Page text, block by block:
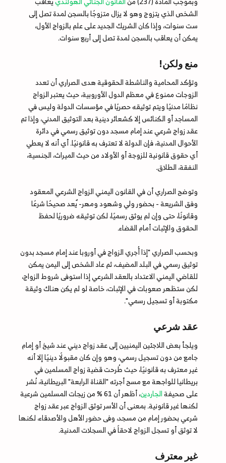
الشخص الذي يتزوج وهو لا يزال متزوجًا بالسجن لمدة تصل إلى
ست سنوات، وإذا كان الشريك الجديد على علم بالزواج الأول،
يمكن أن يعاقب بالسجن لمدة تصل إلى أربع سنوات.
منع ولكن!
وتؤكد المحامية والناشطة الحقوقية هدى الصراري أن تعدد
الزوجات ممنوع في معظم الدول الأوروبية، حيث يعتبر الزواج
نظامًا مدنيًا ويتم توثيقه حصريًا في مؤسسات الدولة وليس في
المساجد أو الكنائس إلا كشعائر دينية بعد التوثيق المدني، وإذا تم
عقد زواج شرعي عند إمام مسجد دون توثيق رسمي في دائرة
الأحوال المدنية، فإن الدولة لا تعترف به قانونيًا. أي أنه لا يعطي
أي حقوق قانونية للزوجة أو الأولاد من حيث الميراث، الجنسية،
النفقة، الطلاق.
وتوضح الصراري أن في القانون اليمني الزواج الشرعي المعقود
وفق الشريعة - بحضور ولي وشهود ومهر- ٌيعد صحيحًا شرعًا
وقانونًا، حتى وإن لم يوثق رسميًا، لكن توثيقه ضروريًا لحفظ
الحقوق والإثبات أمام القضاء.
وبحسب الصراري "إذا أُجري الزواج في أوروبا عند إمام مسجد بدون
توثيق رسمي في البلد المضيف، ثم عاد الشخص إلى اليمن يمكن
للقاضي اليمني الاعتداد بالعقد الشرعي إذا استوفى شروط الزواج،
لكن ستظهر صعوبات في الإثبات، خاصة لو لم يكن هناك وثيقة
مكتوبة أو تسجيل رسمي".
عقد شرعي
ويلجأ بعض اللاجئين اليمنيين إلى عقد زواج ديني عند شيخ أو إمام
جامع من دون تسجيل رسمي، وهو وإن كان مقبولًا دينيًا إلا أنه
غير معترف به قانونيًا، حيث طُرحت قضية زواج المسلمين في
بريطانيا للواجهة مع مسح أجرته "القناة الرابعة" البريطانية، نُشر
على صحيفةالجاردين
، أظهر أن 61 % من زيجات المسلمين شرعية
لكنها غير قانونية. بمعنى أن الأسر توثق الزواج عبر عقد زواج
شرعي بحضور إمام من مسجد، وفى حضور الأهل والأصدقاء، لكنها
لا توثق أو تسجل الزواج لاحقاً في السجلات المدنية.
غير معترف